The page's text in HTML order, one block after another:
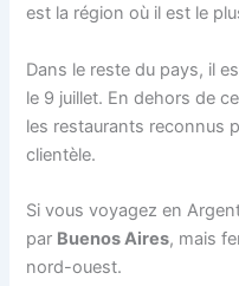
est la région où il est le
Dans le reste du pays, il
le 9 juillet. En dehors de
les restaurants reconnus
clientèle.
Si vous voyagez en
par Buenos Aires, mais
nord-ouest.